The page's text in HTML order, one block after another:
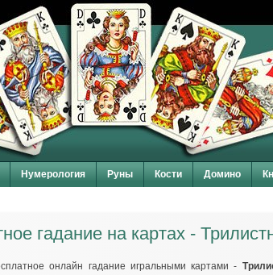
Нумерология Руны Кости Домино
гадание на картах -
онлайн гадание игральными картами -